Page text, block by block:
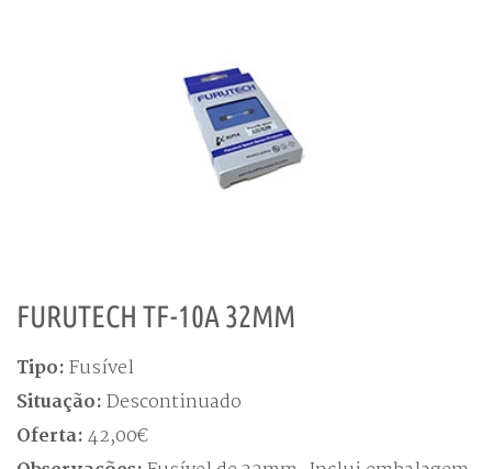
FURUTECH TF-10A 32MM
Tipo: Fusível
Situação: Descontinuado
Oferta: 42,00€